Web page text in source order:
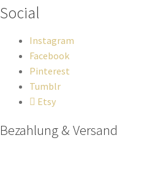
Social
Instagram
Facebook
Pinterest
Tumblr
Etsy
Bezahlung & Versand